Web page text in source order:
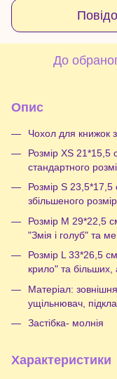
До
Опис
Чохол для книжок
Розмір XS 21*15,5
стандартного
Розмір S 23,5*17,5
збільшеного
Розмір М 29*22,5
"Змія і голуб" та
Розмір L 33*26,5
крило" та
Матеріал:
ущільнювач,
Застібка- молнія
Характеристики